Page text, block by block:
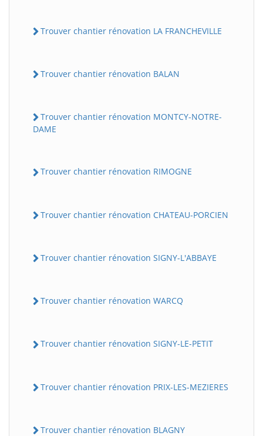
Trouver chantier rénovation LA FRANCHEVILLE
Trouver chantier rénovation BALAN
Trouver chantier rénovation MONTCY-NOTRE-
DAME
Trouver chantier rénovation RIMOGNE
Trouver chantier rénovation CHATEAU-PORCIEN
Trouver chantier rénovation SIGNY-L'ABBAYE
Trouver chantier rénovation WARCQ
Trouver chantier rénovation SIGNY-LE-PETIT
Trouver chantier rénovation PRIX-LES-MEZIERES
Trouver chantier rénovation BLAGNY